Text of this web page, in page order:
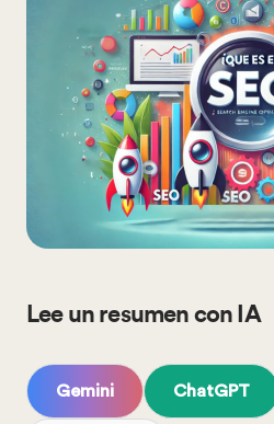
Lee un resumen con IA
Gemini ChatGPT